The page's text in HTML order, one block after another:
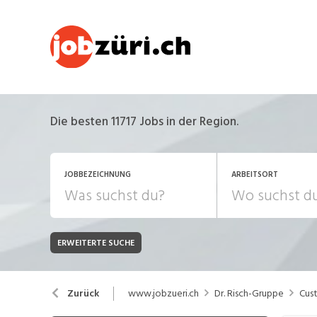
Die besten 11717 Jobs in der Region.
JOBBEZEICHNUNG ARBEITSORT
JOB-TYP
Festanstellung
Bank, Versicherung
Chemie, Pharma, Biotechnologie
ERWEITERTE SUCHE
Zurück www.jobzueri.ch Dr. Risch-Gruppe